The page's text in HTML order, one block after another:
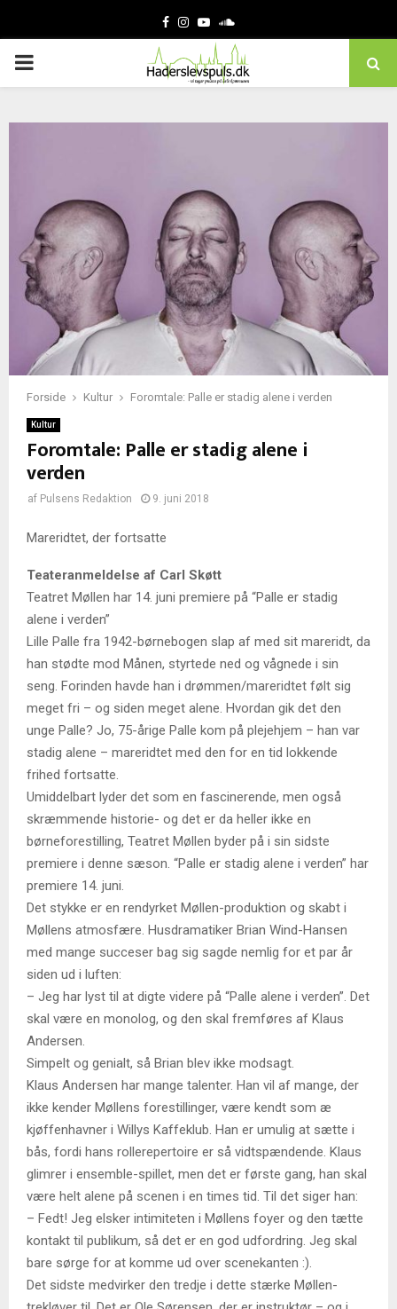
Facebook
Instagram
YoutubeSoundcloud
PRIMARY
Forside Kultur Foromtale: Palle er stadig alene i verden
Kultur
Foromtale: Palle er stadig alene i
verden
af Pulsens Redaktion 9. juni 2018
Mareridtet, der fortsatte
Teateranmeldelse af Carl Skøtt
Teatret Møllen har 14. juni premiere på “Palle er stadig
alene i verden”
Lille Palle fra 1942-børnebogen slap af med sit mareridt, da
han stødte mod Månen, styrtede ned og vågnede i sin
seng. Forinden havde han i drømmen/mareridtet følt sig
meget fri – og siden meget alene. Hvordan gik det den
unge Palle? Jo, 75-årige Palle kom på plejehjem – han var
stadig alene – mareridtet med den for en tid lokkende
frihed fortsatte.
Umiddelbart lyder det som en fascinerende, men også
skræmmende historie- og det er da heller ikke en
børneforestilling, Teatret Møllen byder på i sin sidste
premiere i denne sæson. “Palle er stadig alene i verden” har
premiere 14. juni.
Det stykke er en rendyrket Møllen-produktion og skabt i
Møllens atmosfære. Husdramatiker Brian Wind-Hansen
med mange succeser bag sig sagde nemlig for et par år
siden ud i luften:
– Jeg har lyst til at digte videre på “Palle alene i verden”. Det
skal være en monolog, og den skal fremføres af Klaus
Andersen.
Simpelt og genialt, så Brian blev ikke modsagt.
Klaus Andersen har mange talenter. Han vil af mange, der
ikke kender Møllens forestillinger, være kendt som æ
kjøffenhavner i Willys Kaffeklub. Han er umulig at sætte i
bås, fordi hans rollerepertoire er så vidtspændende. Klaus
glimrer i ensemble-spillet, men det er første gang, han skal
være helt alene på scenen i en times tid. Til det siger han:
– Fedt! Jeg elsker intimiteten i Møllens foyer og den tætte
kontakt til publikum, så det er en god udfordring. Jeg skal
bare sørge for at komme ud over scenekanten :).
Det sidste medvirker den tredje i dette stærke Møllen-